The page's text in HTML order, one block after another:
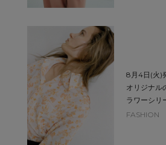
8月4日(火)
オリジナル
ラワーシリ
FASHION